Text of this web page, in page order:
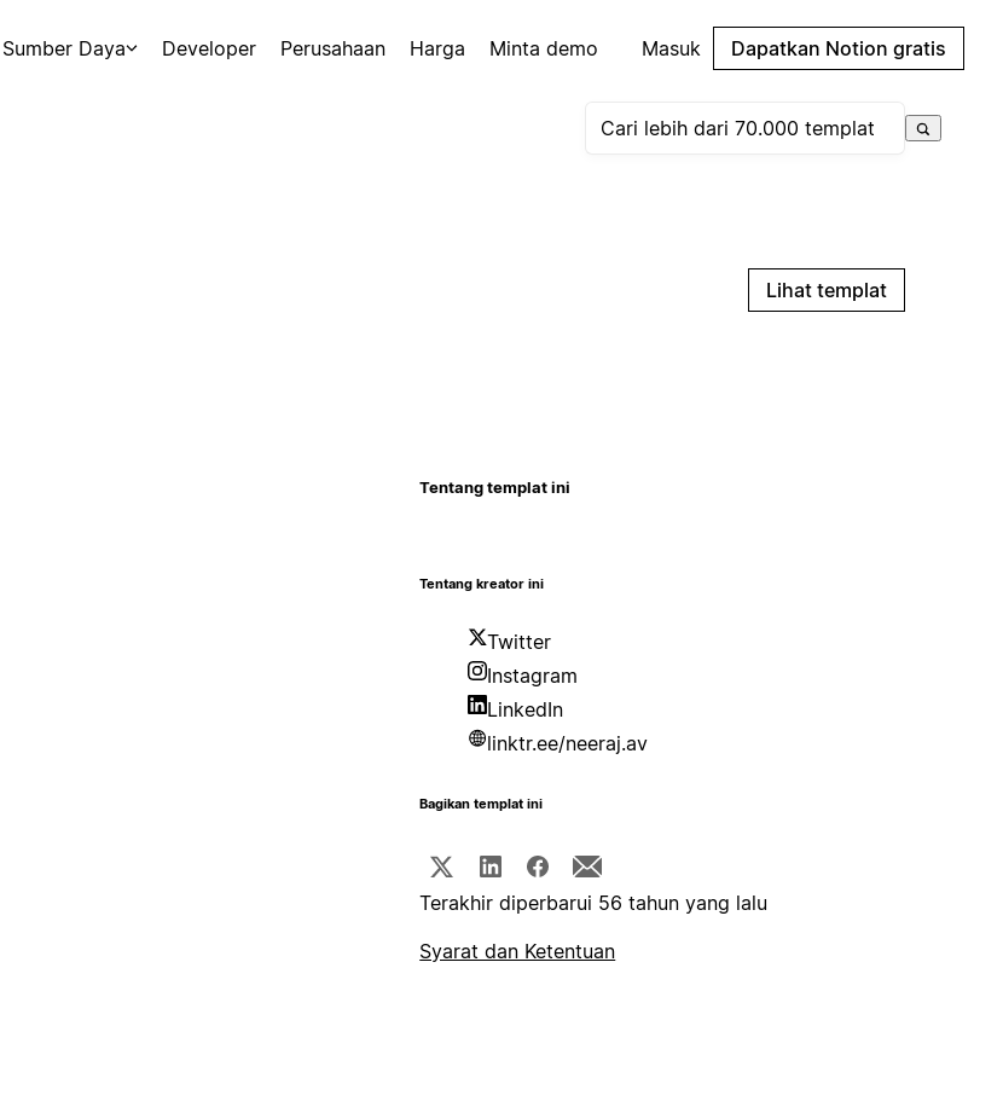
Sumber Daya Developer Perusahaan Harga Minta demo Masuk Dapatkan Notion gratis
Lihat templat
Tentang templat ini
Tentang kreator ini
Twitter
Instagram
LinkedIn
linktr.ee/neeraj.av
Bagikan templat ini
Terakhir diperbarui 56 tahun yang lalu
Syarat dan Ketentuan